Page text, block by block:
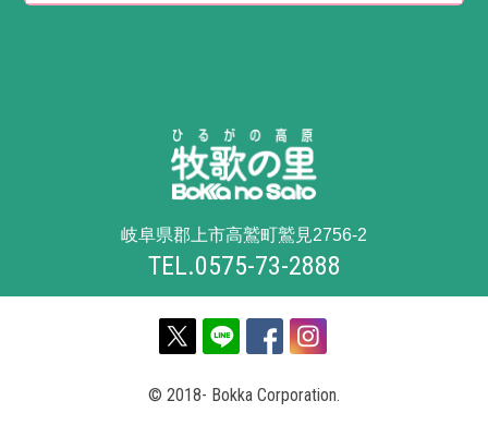
岐阜県郡上市高鷲町鷲見2756-2
TEL.0575-73-2888
© 2018- Bokka Corporation.